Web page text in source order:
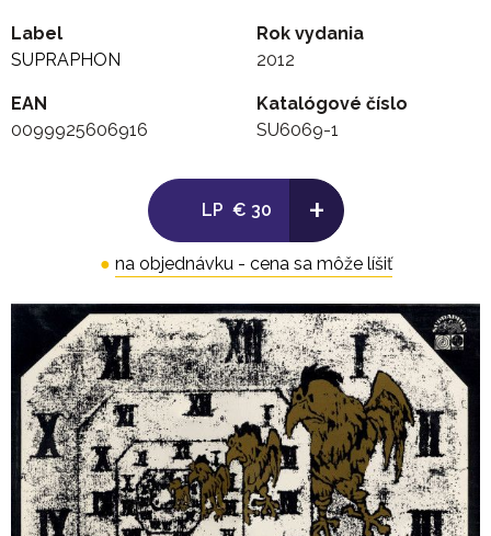
Label
SUPRAPHON
Rok vydania
2012
EAN
0099925606916
Katalógové číslo
SU6069-1
LP € 30 +
● na objednávku - cena sa môže líšiť